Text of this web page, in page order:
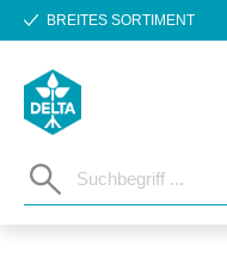
Zum Hauptinhalt springen
BREITES SORTIMENT